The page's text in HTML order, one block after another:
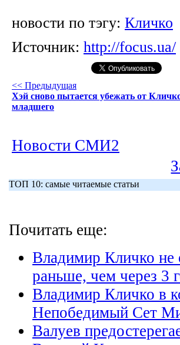
новости по тэгу: Кличко
Источник: http://focus.ua/
<< Предыдущая
Хэй сново пытается убежать от
младшего
Новости СМИ2
ТОП 10: самые читаемые статьи
Почитать еще:
Владимир Кличко не
раньше, чем через 3
Владимир Кличко в
Непобедимый Сет
Валуев